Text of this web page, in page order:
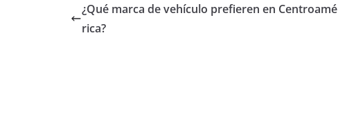
¿Qué marca de vehículo prefieren en Centroamé
rica?